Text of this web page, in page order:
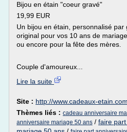
Bijou en étain "coeur gravé"
19,99 EUR
Un bijou en étain, personnalisé par
original pour vos 10 ans de
ou encore pour la fête des mères.
Couple d'amoureux...
Lire la suite
Site : http://www.cadeaux-etain.com
Thèmes liés : cadeau anniversaire
anniversaire mariage 50 ans / faire